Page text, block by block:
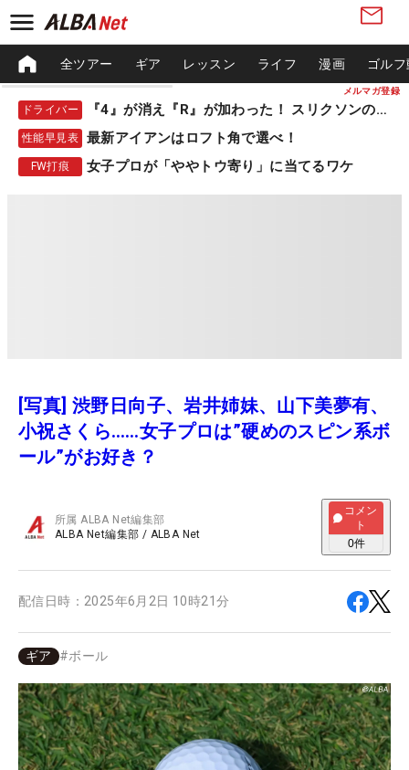
メルマガ登録
全ツアー ギア レッスン ライフ 漫画 ゴル
ドライバー 『4』が消え『R』が加わった！ スリクソンの新作
性能早見表 最新アイアンはロフト角で選べ！
FW打痕 女子プロが「ややトウ寄り」に当てるワケ
[写真] 渋野日向子、岩井姉妹、山下美夢有、
小祝さくら……女子プロは”硬めのスピン系ボ
ール”がお好き？
所属ALBA Net編集部
ALBA Net編集部 / ALBA Net
コメン
ト
0件
配信日時： 2025年6月2日 10時21分
ギア #ボール